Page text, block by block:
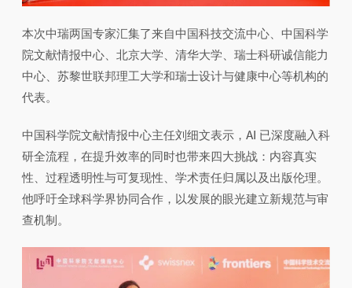
本次中瑞两国专家汇集了来自中国科技交流中心、中国科学
院文献情报中心、北京大学、清华大学、瑞士科研诚信能力
中心、苏黎世联邦理工大学和瑞士设计与健康中心等机构的
代表。
中国科学院文献情报中心主任刘细文表示，AI 已深度融入科
研全流程，在提升效率的同时也带来四大挑战：内容真实
性、过程透明性与可复现性、学术责任归属以及出版伦理。
他呼吁全球科学界协同合作，以发展的眼光建立新规范与审
查机制。